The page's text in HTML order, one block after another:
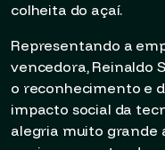
colheita do açaí.
Representando a
vencedora, Reinaldo
o reconhecimento e
impacto social da
alegria muito grande